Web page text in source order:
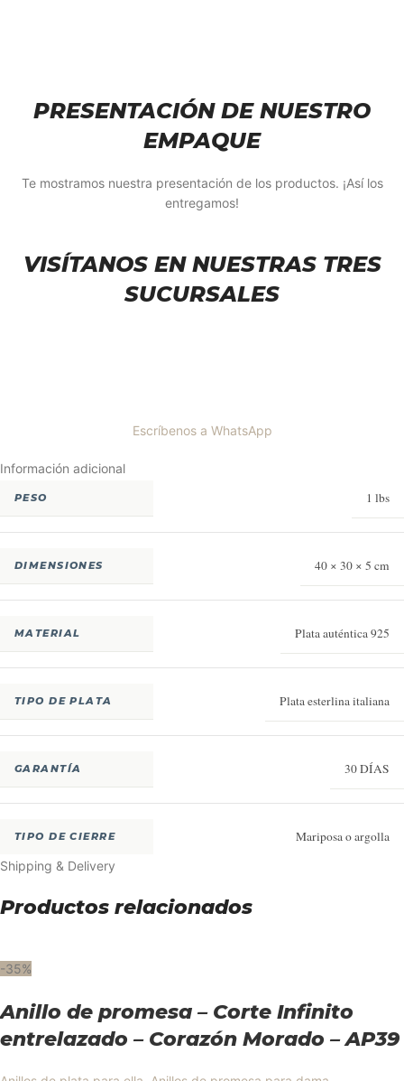
PRESENTACIÓN DE NUESTRO
EMPAQUE
Te mostramos nuestra presentación de los productos. ¡Así los
entregamos!
VISÍTANOS EN NUESTRAS TRES
SUCURSALES
Escríbenos a WhatsApp
Información adicional
PESO 1 lbs
DIMENSIONES 40 × 30 × 5 cm
MATERIAL Plata auténtica 925
TIPO DE PLATA Plata esterlina italiana
GARANTÍA 30 DÍAS
TIPO DE CIERRE Mariposa o argolla
Shipping & Delivery
Productos relacionados
-35%
Anillo de promesa – Corte Infinito
entrelazado – Corazón Morado – AP39